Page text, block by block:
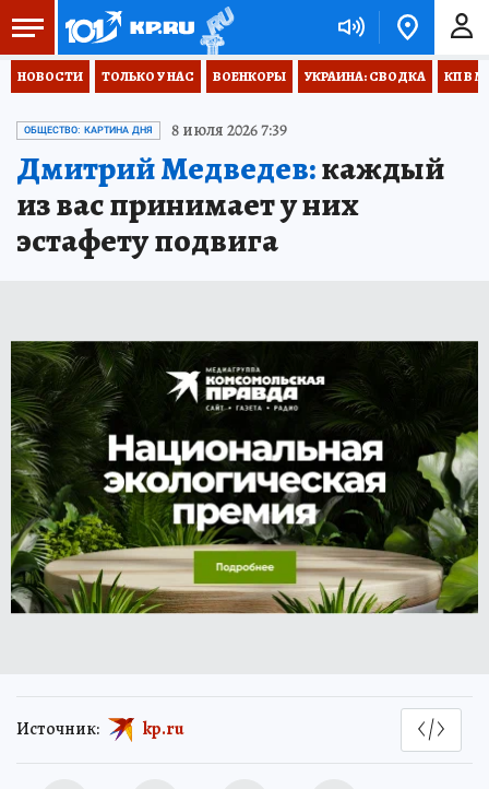
НОВОСТИ ТОЛЬКО У НАС ВОЕНКОРЫ УКРАИНА: СВОДКА КП В
ОБЩЕСТВО: КАРТИНА ДНЯ 8 июля 2026 7:39
Дмитрий Медведев:каждый
из вас принимает у них
эстафету подвига
Источник: kp.ru